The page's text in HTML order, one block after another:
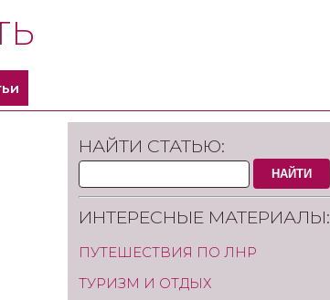
НАЙТИ СТАТЬЮ:
НАЙТИ
ИНТЕРЕСНЫЕ МАТЕРИАЛЫ:
ПУТЕШЕСТВИЯ ПО ЛНР
ТУРИЗМ И ОТДЫХ